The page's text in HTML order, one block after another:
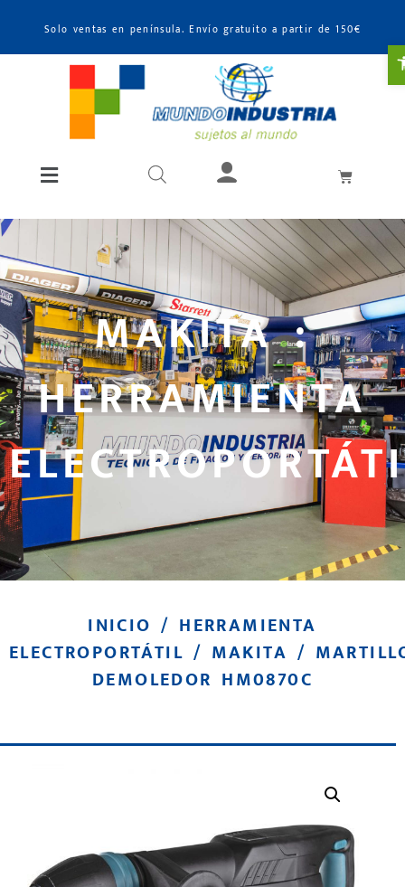
Solo ventas en península. Envío gratuito a partir de 150€
MAKITA :
HERRAMIENTA
INICIO / HERRAMIENTA
ELECTROPORTÁTIL / MAKITA /
DEMOLEDOR HM0870C